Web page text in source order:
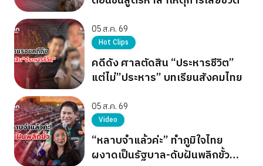
05 ส.ค. 69
Hot Clips
คดีดัง ศาลตัดสิน “ประหารชีวิต”
แต่ไม่”ประหาร” บทเรียนสังคมไทย
05 ส.ค. 69
Video
“หลาบจำแล้วค่ะ” ทำภูมิใจไทย
ผงาดเป็นรัฐบาล-ดับฝันพลิกขั้ว